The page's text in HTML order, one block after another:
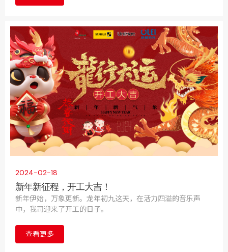
楼高质量发展走在前列。会上，常州华达科捷光电仪器有限公
度钟楼区明星企业家”奖牌。
2024-02-18
新年新征程，开工大吉！
新年伊始，万象更新。龙年初九这天，在活力四溢的音乐声
中，我司迎来了开工的日子。
查看更多